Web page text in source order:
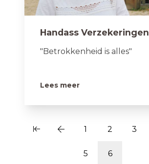
Handass Verzekeringen
"Betrokkenheid is alles"
Lees meer
1 2 3
5 6